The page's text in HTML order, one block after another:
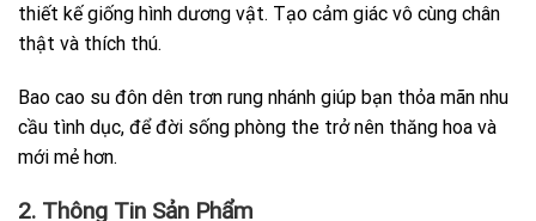
thiết kế giống hình dương vật. Tạo cảm giác vô cùng chân
thật và thích thú.
Bao cao su đôn dên trơn rung nhánh giúp bạn thỏa mãn nhu
cầu tình dục, để đời sống phòng the trở nên thăng hoa và
mới mẻ hơn.
2. Thông Tin Sản Phẩm